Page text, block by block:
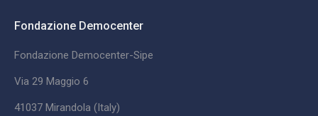
Fondazione Democenter
Fondazione Democenter-Sipe
Via 29 Maggio 6
41037 Mirandola (Italy)